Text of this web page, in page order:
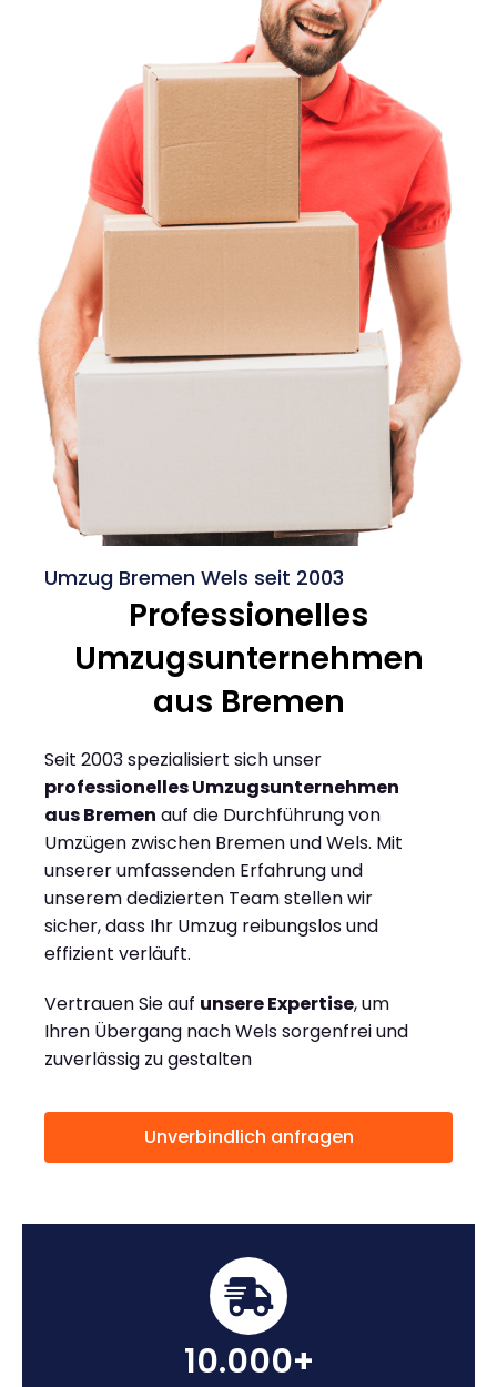
Umzug Bremen Wels seit 2003
Professionelles
Umzugsunternehmen
aus Bremen
Seit 2003 spezialisiert sich unser
professionelles Umzugsunternehmen
aus Bremen auf die Durchführung von
Umzügen zwischen Bremen und Wels. Mit
unserer umfassenden Erfahrung und
unserem dedizierten Team stellen wir
sicher, dass Ihr Umzug reibungslos und
effizient verläuft.
Vertrauen Sie auf unsere Expertise, um
Ihren Übergang nach Wels sorgenfrei und
zuverlässig zu gestalten
Unverbindlich anfragen
10.000+